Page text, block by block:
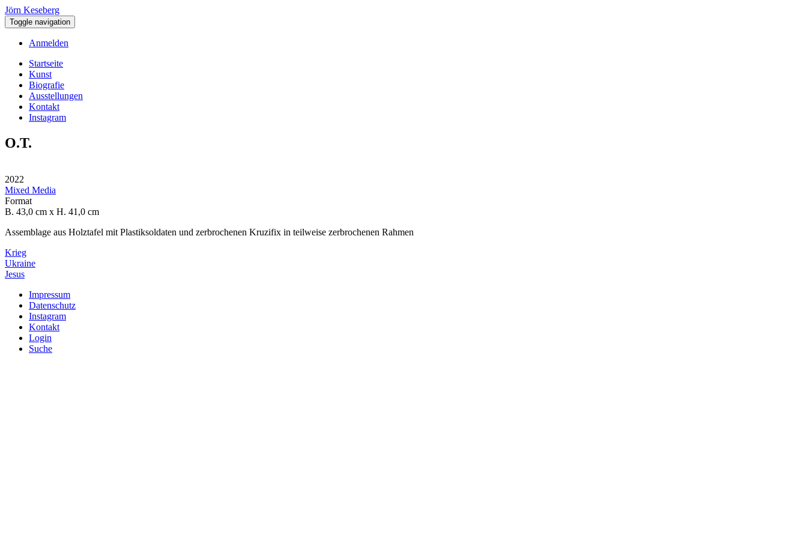
Direkt
zum
Inhalt
Jörn Keseberg
Toggle navigation
User
account
menu
Anmelden
Main
navigation
Startseite
Kunst
Biografie
Ausstellungen
Kontakt
Instagram
O.T.
2022
Mixed Media
Format
B. 43,0 cm x H. 41,0 cm
Assemblage aus Holztafel mit Plastiksoldaten und zerbrochenen Kruzifix in teilweise zerbrochenen Rahmen
Krieg
Ukraine
Jesus
Fußzeile
Impressum
Datenschutz
Instagram
Kontakt
Login
Suche